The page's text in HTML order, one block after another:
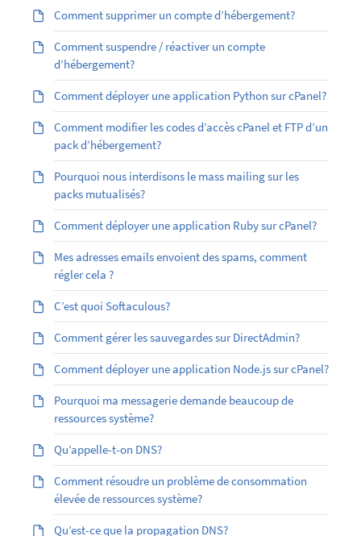
Comment supprimer un compte d’hébergement?
Comment suspendre / réactiver un compte
d’hébergement?
Comment déployer une application Python sur cPanel?
Comment modifier les codes d’accès cPanel et FTP d’un
pack d’hébergement?
Pourquoi nous interdisons le mass mailing sur les
packs mutualisés?
Comment déployer une application Ruby sur cPanel?
Mes adresses emails envoient des spams, comment
régler cela ?
C’est quoi Softaculous?
Comment gérer les sauvegardes sur DirectAdmin?
Comment déployer une application Node.js sur cPanel?
Pourquoi ma messagerie demande beaucoup de
ressources système?
Qu’appelle-t-on DNS?
Comment résoudre un problème de consommation
élevée de ressources système?
Qu’est-ce que la propagation DNS?